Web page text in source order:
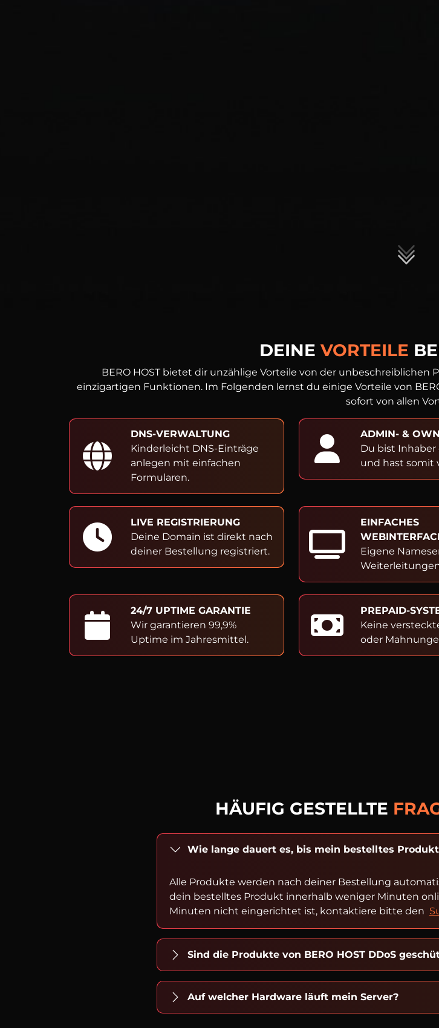
DEINE VORTEILE
BERO HOST bietet dir unzählige Vorteile von der
einzigartigen Funktionen. Im Folgenden lernst du einige Vorteile von
sofort von allen
DNS-VERWALTUNG
Kinderleicht DNS-Einträge
anlegen mit einfachen
Formularen.
ADMIN- &
Du bist Inhaber
und hast somit
LIVE REGISTRIERUNG
Deine Domain ist direkt nach
deiner Bestellung registriert.
EINFACHES
Eigene
24/7 UPTIME GARANTIE
Wir garantieren 99,9%
Uptime im Jahresmittel.
PREPAID-
Keine
oder
HÄUFIG GESTELLTE
Wie lange dauert es, bis mein bestelltes
Alle Produkte werden nach deiner Bestellung
dein bestelltes Produkt innerhalb weniger Minuten
Minuten nicht eingerichtet ist, kontaktiere bitte den
Sind die Produkte von BERO HOST DDoS
Auf welcher Hardware läuft mein Server?